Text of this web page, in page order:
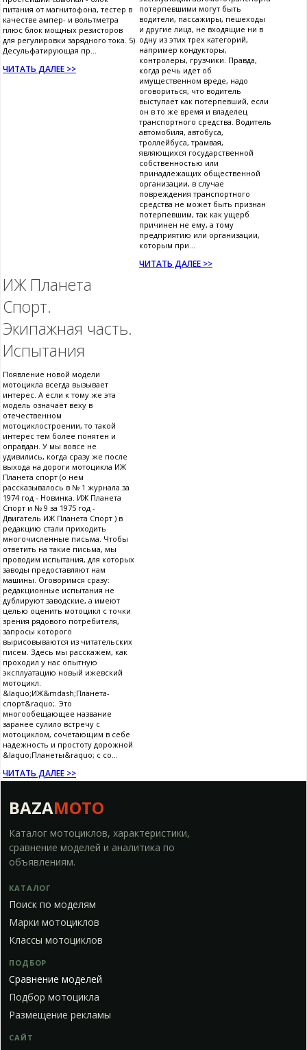
питания от магнитофона, тестер в
качестве ампер- и вольтметра
плюс блок мощных резисторов
для регулировки зарядного тока. 5)
Десульфатирующая пр...
ЧИТАТЬ ДАЛЕЕ >>
потерпевшими могут быть
водители, пассажиры, пешеходы
и другие лица, не входящие ни в
одну из этих трех категорий,
например кондукторы,
контролеры, грузчики. Правда,
когда речь идет об
имущественном вреде, надо
оговориться, что водитель
выступает как потерпевший, если
он в то же время и владелец
транспортного средства. Водитель
автомобиля, автобуса,
троллейбуса, трамвая,
являющихся государственной
собственностью или
принадлежащих общественной
организации, в случае
повреждения транспортного
средства не может быть признан
потерпевшим, так как ущерб
причинен не ему, а тому
предприятию или организации,
которым при...
ЧИТАТЬ ДАЛЕЕ >>
ИЖ Планета
Спорт.
Экипажная часть.
Испытания
Появление новой модели
мотоцикла всегда вызывает
интерес. А если к тому же эта
модель означает веху в
отечественном
мотоциклостроении, то такой
интерес тем более понятен и
оправдан. У мы вовсе не
удивились, когда сразу же после
выхода на дороги мотоцикла ИЖ
Планета спорт (о нем
рассказывалось в № 1 журнала за
1974 год - Новинка. ИЖ Планета
Спорт и № 9 за 1975 год -
Двигатель ИЖ Планета Спорт ) в
редакцию стали приходить
многочисленные письма. Чтобы
ответить на такие письма, мы
проводим испытания, для которых
заводы предоставляют нам
машины. Оговоримся сразу:
редакционные испытания не
дублируют заводские, а имеют
целью оценить мотоцикл с точки
зрения рядового потребителя,
запросы которого
вырисовываются из читательских
писем. Здесь мы расскажем, как
проходил у нас опытную
эксплуатацию новый ижевский
мотоцикл.
&laquo;ИЖ&mdash;Планета-
спорт&raquo;. Это
многообещающее название
заранее сулило встречу с
мотоциклом, сочетающим в себе
надежность и простоту дорожной
&laquo;Планеты&raquo; с со...
ЧИТАТЬ ДАЛЕЕ >>
BAZAMOTO
Каталог мотоциклов, характеристики,
сравнение моделей и аналитика по
объявлениям.
КАТАЛОГ
Поиск по моделям
Марки мотоциклов
Классы мотоциклов
ПОДБОР
Сравнение моделей
Подбор мотоцикла
Размещение рекламы
САЙТ